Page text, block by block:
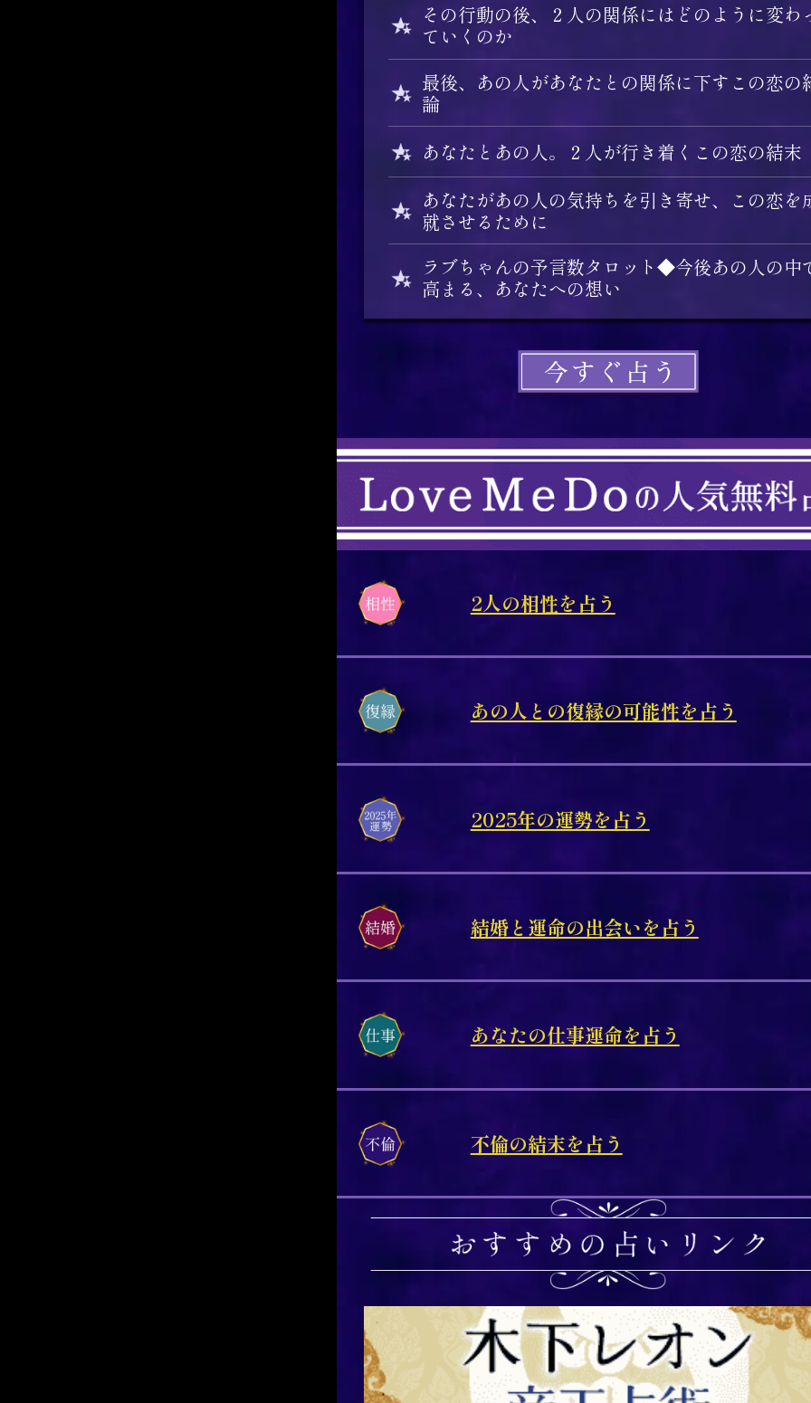
その行動の後、２人の関係にはどのように変わ
ていくのか
最後、あの人があなたとの関係に下すこの恋の
論
あなたとあの人。２人が行き着くこの恋の結末
あなたがあの人の気持ちを引き寄せ、この恋を
就させるために
ラブちゃんの予言数タロット◆今後あの人の中
高まる、あなたへの想い
2人の相性を占う
あの人との復縁の可能性を占う
2025年の運勢を占う
結婚と運命の出会いを占う
あなたの仕事運命を占う
不倫の結末を占う